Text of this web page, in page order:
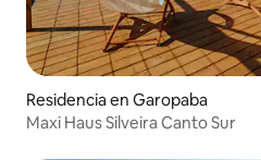
Residencia en Garopaba
Maxi Haus Silveira Canto Sur